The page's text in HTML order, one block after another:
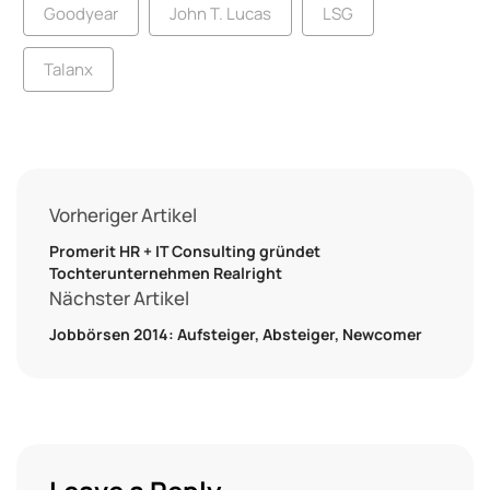
Goodyear John T. Lucas LSG
Talanx
Vorheriger Artikel
Promerit HR + IT Consulting gründet
Tochterunternehmen Realright
Nächster Artikel
Jobbörsen 2014: Aufsteiger, Absteiger, Newcomer